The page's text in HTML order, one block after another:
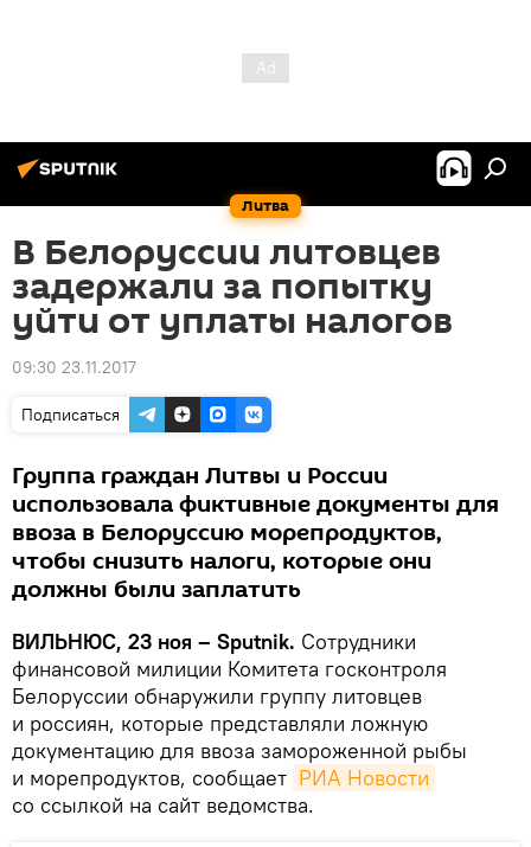
Литва
В Белоруссии литовцев
задержали за попытку
уйти от уплаты налогов
09:30 23.11.2017
Подписаться
Группа граждан Литвы и России
использовала фиктивные документы для
ввоза в Белоруссию морепродуктов,
чтобы снизить налоги, которые они
должны были заплатить
ВИЛЬНЮС, 23 ноя – Sputnik. Сотрудники
финансовой милиции Комитета госконтроля
Белоруссии обнаружили группу литовцев
и россиян, которые представляли ложную
документацию для ввоза замороженной рыбы
и морепродуктов, сообщает РИА Новости
со ссылкой на сайт ведомства.